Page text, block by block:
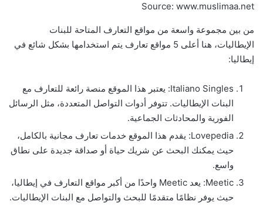
Source: www.muslimaa.net
من بين مجموعة واسعة من مواقع التعارف المتاحة للبنات
الإيطاليات، هنا أعلى 5 مواقع تعارف يتم استخدامها بشكل شائع في
إيطاليا:
Italiano Singles: يعتبر هذا الموقع منصة رائعة للتعارف مع
البنات الإيطاليات. تتوفر أدوات التواصل المتعددة، مثل الرسائل
الفورية والمحادثات الجماعية.
Lovepedia: يقدم هذا الموقع خدمات تعارف مجانية بالكامل،
حيث يمكنك البحث عن شريك حياة أو صداقة جديدة على نطاق
واسع.
Meetic: يعد Meetic واحدًا من أكبر مواقع التعارف في إيطاليا،
حيث يوفر نظامًا متقدمًا للبحث والتواصل مع البنات الإيطاليات.